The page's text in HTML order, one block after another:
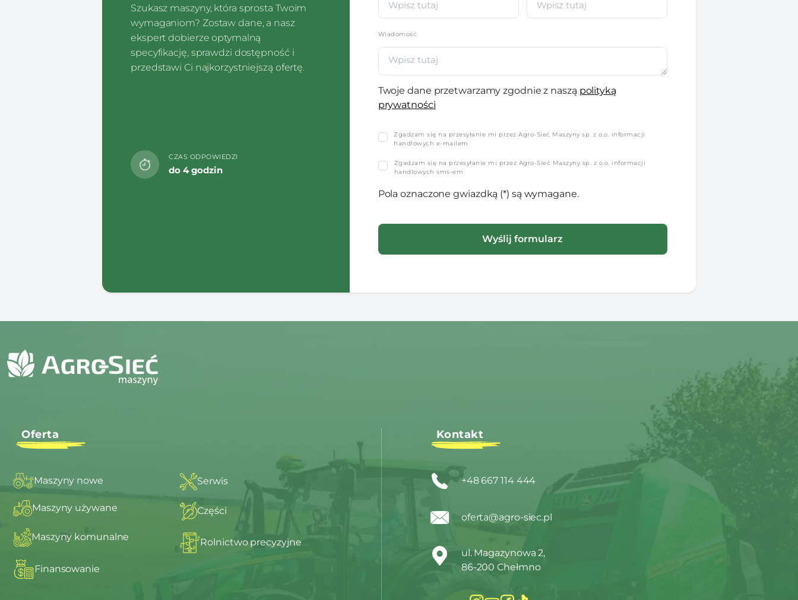
Szukasz maszyny, która sprosta Twoim
wymaganiom? Zostaw dane, a nasz
ekspert dobierze optymalną
specyfikację, sprawdzi dostępność i
przedstawi Ci najkorzystniejszą ofertę.
CZAS ODPOWIEDZI
do 4 godzin
Wiadomość
Twoje dane przetwarzamy zgodnie z naszą polityką
prywatności
Zgadzam się na przesyłanie mi przez Agro-Sieć Maszyny sp. z o.o. informacji
handlowych e-mailem
Zgadzam się na przesyłanie mi przez Agro-Sieć Maszyny sp. z o.o. informacji
handlowych sms-em
Pola oznaczone gwiazdką (*) są wymagane.
Oferta
Maszyny nowe
Maszyny używane
Maszyny komunalne
Finansowanie
Serwis
Części
Rolnictwo precyzyjne
Kontakt
+48 667 114 444
oferta@agro-siec.pl
ul. Magazynowa 2,
86-200 Chełmno